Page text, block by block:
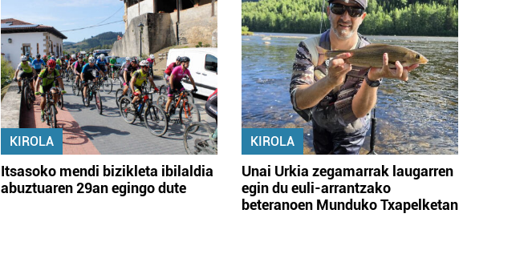
KIROLA
Itsasoko mendi bizikleta ibilaldia
abuztuaren 29an egingo dute
KIROLA
Unai Urkia zegamarrak laugarren
egin du euli-arrantzako
beteranoen Munduko Txapelketan